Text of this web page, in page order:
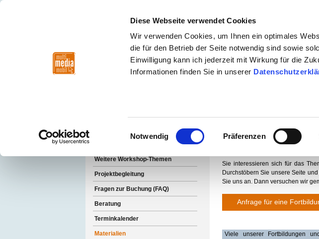
Diese Webseite verwendet Cookies
Wir verwenden Cookies, um Ihnen ein optimales
die für den Betrieb der Seite notwendig sind sowie
Einwilligung kann ich jederzeit mit Wirkung für die
Informationen finden Sie in unserer
Einwilligungsauswahl
Notwendig Präferenzen
Fortbildungsregion Nordwest Mitte Nordost Südost Süd Südwest
Weitere Workshop-Themen
Projektbegleitung
Fragen zur Buchung (FAQ)
Beratung
Terminkalender
Materialien
Sie interessieren sich für das
Durchstöbern Sie unsere Seite
Sie uns an. Dann versuchen wir
Anfrage für eine
Viele unserer Fortbildungen